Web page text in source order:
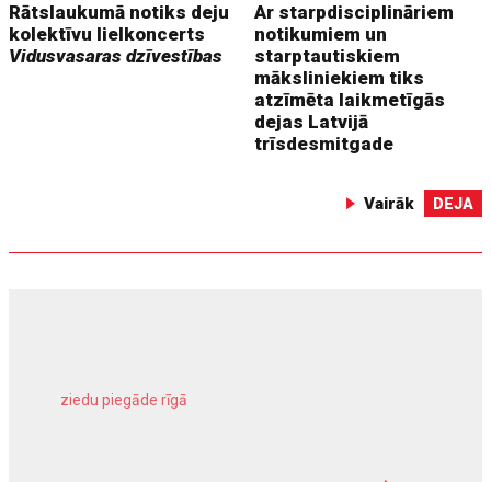
Rātslaukumā notiks deju
kolektīvu lielkoncerts
Vidusvasaras dzīvestības
Ar starpdisciplināriem
notikumiem un
starptautiskiem
māksliniekiem tiks
atzīmēta laikmetīgās
dejas Latvijā
trīsdesmitgade
Vairāk DEJA
ziedu piegāde rīgā